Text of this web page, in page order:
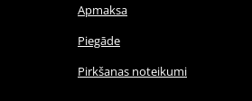
Apmaksa
Piegāde
Pirkšanas noteikumi